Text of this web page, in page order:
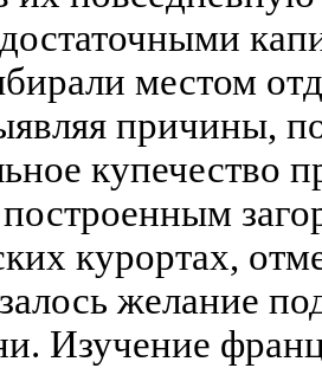
местом
причины,
купечество
курортах,
желание
Изучение